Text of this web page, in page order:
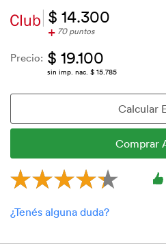
$ 14.300
+ 70 puntos
Precio: $ 19.100
sin imp. nac. $ 15.785